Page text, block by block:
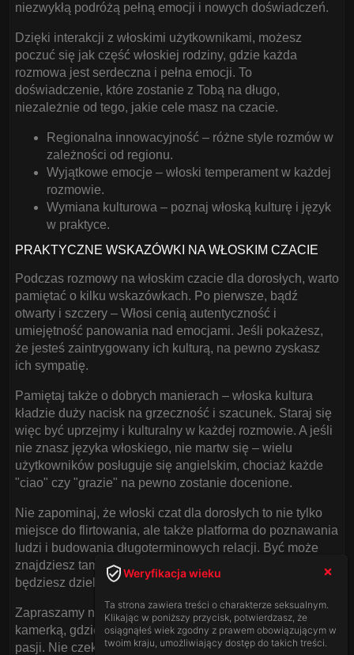
niezwykłą podróżą pełną emocji i nowych doświadczeń.
Dzięki interakcji z włoskimi użytkownikami, możesz
poczuć się jak część włoskiej rodziny, gdzie każda
rozmowa jest serdeczna i pełna emocji. To
doświadczenie, które zostanie z Tobą na długo,
niezależnie od tego, jakie cele masz na czacie.
Regionalna innowacyjność – różne style rozmów w
zależności od regionu.
Wyjątkowe emocje – włoski temperament w każdej
rozmowie.
Wymiana kulturowa – poznaj włoską kulturę i język
w praktyce.
PRAKTYCZNE WSKAZÓWKI NA WŁOSKIM CZACIE
Podczas rozmowy na włoskim czacie dla dorosłych, warto
pamiętać o kilku wskazówkach. Po pierwsze, bądź
otwarty i szczery – Włosi cenią autentyczność i
umiejętność panowania nad emocjami. Jeśli pokażesz,
że jesteś zaintrygowany ich kulturą, na pewno zyskasz
ich sympatię.
Pamiętaj także o dobrych manierach – włoska kultura
kładzie duży nacisk na grzeczność i szacunek. Staraj się
więc być uprzejmy i kulturalny w każdej rozmowie. A jeśli
nie znasz języka włoskiego, nie martw się – wielu
użytkowników posługuje się angielskim, chociaż każde
"ciao" czy "grazie" na pewno zostanie docenione.
Nie zapominaj, że włoski czat dla dorosłych to nie tylko
miejsce do flirtowania, ale także platforma do poznawania
ludzi i budowania długoterminowych relacji. Być może
znajdziesz tam przyjaciela na lata lub partnera, z którym
będziesz dzielić swoje pasje i zainteresowania.
Zapraszamy na nasz polski czat z modelkami przed
kamerką, gdzie możesz odkryć jeszcze więcej emocji i
pasji. Nie czekaj – dołącz do nas i przeżyj niezapomniane
Weryfikacja wieku
Ta strona zawiera treści o charakterze seksualnym.
Klikając w poniższy przycisk, potwierdzasz, że
osiągnąłeś wiek zgodny z prawem obowiązującym w
twoim kraju, umożliwiający dostęp do takich treści.